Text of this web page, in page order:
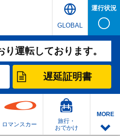
GLOBAL
運行状況
運転しております。
遅延証明書
ロマンスカー
旅行・
おでかけ
MORE